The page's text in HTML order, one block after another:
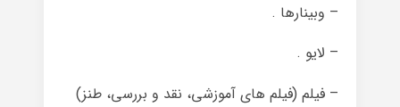
– وبینارها .
– لایو .
– فیلم (فیلم های آموزشی، نقد و بررسی، طنز)